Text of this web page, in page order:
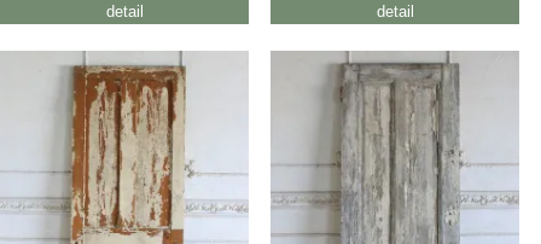
detail detail